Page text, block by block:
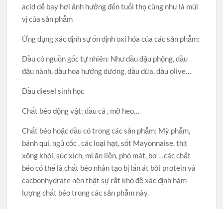
acid dễ bay hơi ảnh hưởng đến tuổi thọ cũng như là mùi
vị của sản phẫm
Ứng dụng xác định sự ổn định oxi hóa của các sản phẫm:
Dầu có nguồn gốc tự nhiên: Như dầu đậu phộng, dầu
đậu nành, dầu hoa hướng dương, dầu dừa, dầu olive…
Dầu diesel sinh học
Chất béo động vật: dầu cá , mỡ heo…
Chất béo hoặc dầu có trong các sản phẫm: Mỹ phẫm,
bánh qui, ngủ cốc , các loại hạt, sốt Mayonnaise, thịt
xông khói, súc xích, mì ăn liền, phó mát, bơ …các chất
béo có thể là chất béo nhân tạo bị lấn át bởi protein và
cacbonhydrate nên thật sự rất khó đễ xác định hàm
lượng chất béo trong các sản phẫm này.